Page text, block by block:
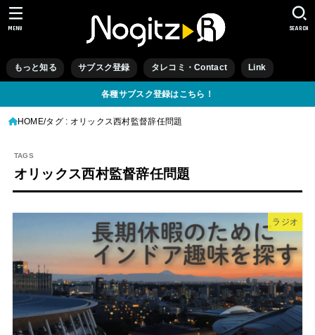
もっと知る サブスク登録 タレコミ・Contact Link
SEARCH
MENU
各種サブスク登録はこちら！
HOME タグ : オリックス西村監督辞任問題
オリックス西村監督辞任問題
ラジオ